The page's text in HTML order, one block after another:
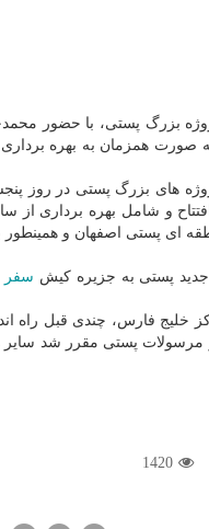
بزرگ پستی، با حضور
صورت همزمان به بهره
های بزرگ پستی در روز
و شامل بهره برداری از
ای پستی اصفهان و همینطور
پستی به جزیره کیش سفر
خلیج فارس، چندی قبل راه
مرسولات پستی مقرر شد سایر
1420